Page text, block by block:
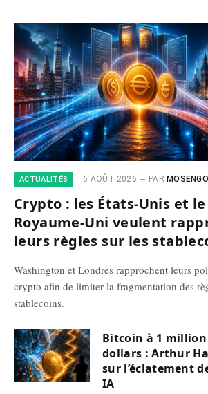
ACTUALITÉS 6 AOÛT 2026 PAR
Crypto : les États-Unis et le
Royaume-Uni veulent
leurs règles sur les
Washington et Londres rapprochent leurs
crypto afin de limiter la fragmentation des
stablecoins.
Bitcoin à 1 million
dollars : Arthur
sur l’éclatement
IA